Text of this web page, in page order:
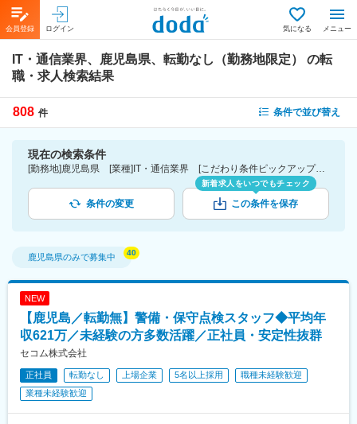
会員登録 ログイン 気になる メニュー
IT・通信業界、鹿児島県、転勤なし（勤務地限定）
の転
職・求人検索結果
808 件 条件で並び替え
現在の検索条件
[勤務地]鹿児島県 [業種]IT・通信業界 [こだわり条件ピックアップ]転勤なし（勤務地限定） [詳細条件](募集・採用情報)転勤なし（勤務地限定）
条件の変更
新着求人をいつでもチェック
この条件を保存
鹿児島県のみで募集中
NEW
【鹿児島／転勤無】警備・保守点検スタッフ◆平均年
収621万／未経験の方多数活躍／正社員・安定性抜群
セコム株式会社
正社員 転勤なし 上場企業 5名以上採用
職種未経験歓迎
業種未経験歓迎